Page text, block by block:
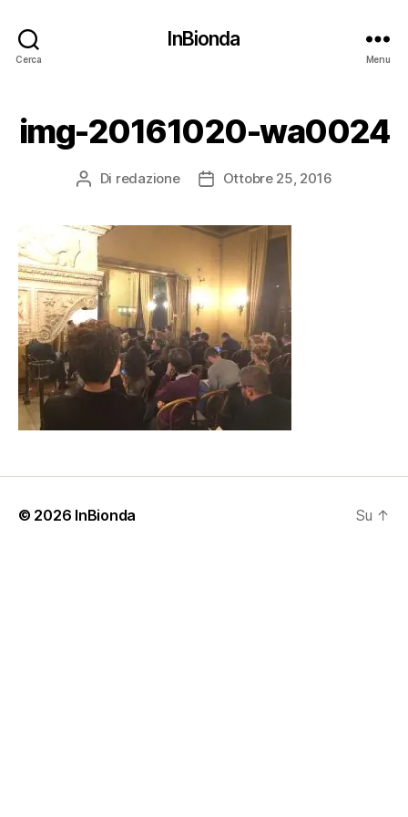
Cerca
InBionda
Menu
img-20161020-wa0024
Autore
Di redazione
DataOttobre 25, 2016
© 2026 InBionda Su ↑